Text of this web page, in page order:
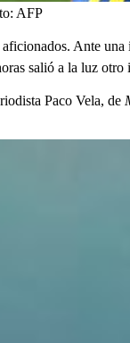
AFP
Ante
salió a la luz
Paco Vela, de